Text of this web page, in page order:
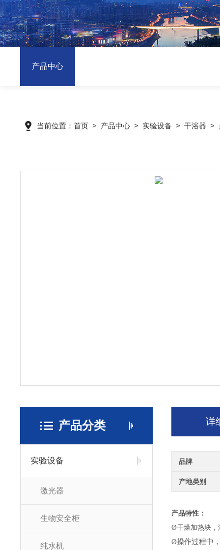
产品中心
当前位置： 首页> 产品中心> 实验设备 > 干浴器 >
产品分类
实验设备
激光器
生物安全柜
纯水机
详
品牌
产地类别
产品特性：
Ø干燥加热块
Ø操作过程中